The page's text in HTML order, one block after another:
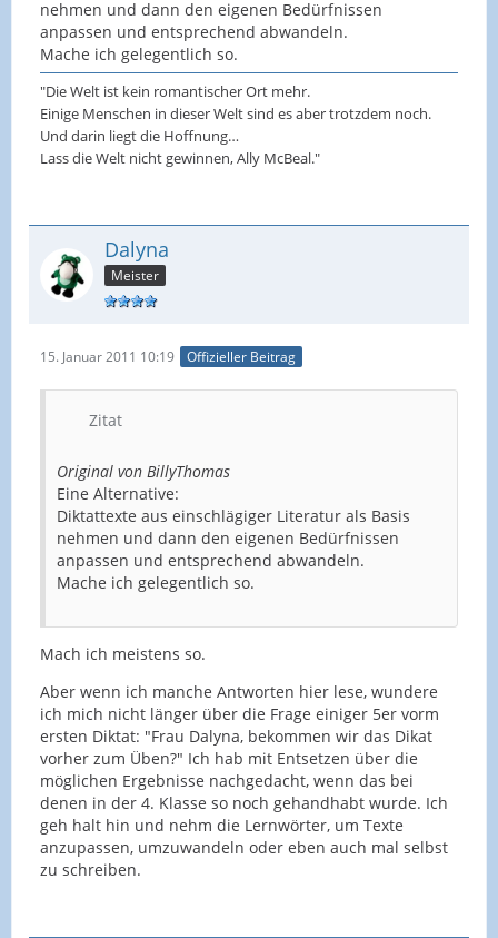
nehmen und dann den eigenen Bedürfnissen
anpassen und entsprechend abwandeln.
Mache ich gelegentlich so.
"Die Welt ist kein romantischer Ort mehr.
Einige Menschen in dieser Welt sind es aber trotzdem noch.
Und darin liegt die Hoffnung…
Lass die Welt nicht gewinnen, Ally McBeal."
Dalyna
Meister
15. Januar 2011 10:19 Offizieller Beitrag
Zitat
Original von BillyThomas
Eine Alternative:
Diktattexte aus einschlägiger Literatur als Basis
nehmen und dann den eigenen Bedürfnissen
anpassen und entsprechend abwandeln.
Mache ich gelegentlich so.
Mach ich meistens so.
Aber wenn ich manche Antworten hier lese, wundere
ich mich nicht länger über die Frage einiger 5er vorm
ersten Diktat: "Frau Dalyna, bekommen wir das Dikat
vorher zum Üben?" Ich hab mit Entsetzen über die
möglichen Ergebnisse nachgedacht, wenn das bei
denen in der 4. Klasse so noch gehandhabt wurde. Ich
geh halt hin und nehm die Lernwörter, um Texte
anzupassen, umzuwandeln oder eben auch mal selbst
zu schreiben.